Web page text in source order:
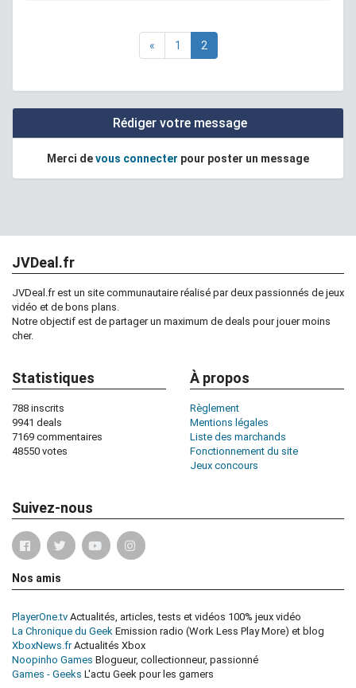
004 ( 8Go RAM / 2 To) à 199.28€ au lieu de 399.99€ :
www.conforama.fr/tv-son-mul...
« 1 2
Rédiger votre message
Merci devous connecter pour poster un message
JVDeal.fr
JVDeal.fr est un site communautaire réalisé par deux passionnés de jeux
vidéo et de bons plans.
Notre objectif est de partager un maximum de deals pour jouer moins
cher.
Statistiques
788 inscrits
9941 deals
7169 commentaires
48550 votes
À propos
Règlement
Mentions légales
Liste des marchands
Fonctionnement du site
Jeux concours
Suivez-nous
Nos amis
PlayerOne.tv Actualités, articles, tests et vidéos 100% jeux vidéo
La Chronique du Geek Emission radio (Work Less Play More) et blog
XboxNews.frActualités Xbox
Noopinho Games Blogueur, collectionneur, passionné
Games - Geeks L'actu Geek pour les gamers